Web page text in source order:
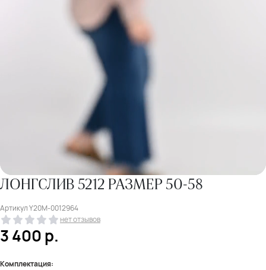
ЛОНГСЛИВ 5212 РАЗМЕР 50-58
АртикулY20M-0012964
нет отзывов
3 400р.
Комплектация: